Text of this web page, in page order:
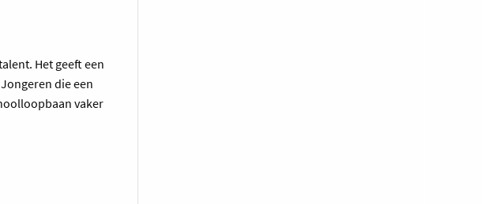
Het geeft een
die een
vaker